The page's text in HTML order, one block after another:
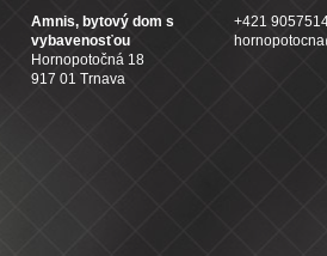
Amnis, bytový dom s
vybavenosťou
Hornopotočná 18
917 01 Trnava
+421